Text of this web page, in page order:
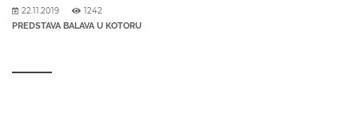
22.11.2019 1242
PREDSTAVA BALAVA U KOTORU